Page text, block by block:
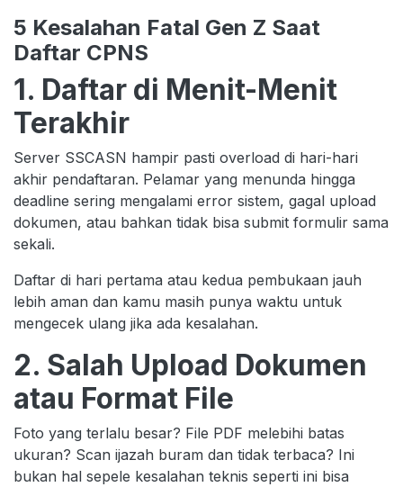
5 Kesalahan Fatal Gen Z Saat
Daftar CPNS
1. Daftar di Menit-Menit
Terakhir
Server SSCASN hampir pasti overload di hari-hari
akhir pendaftaran. Pelamar yang menunda hingga
deadline sering mengalami error sistem, gagal upload
dokumen, atau bahkan tidak bisa submit formulir sama
sekali.
Daftar di hari pertama atau kedua pembukaan jauh
lebih aman dan kamu masih punya waktu untuk
mengecek ulang jika ada kesalahan.
2. Salah Upload Dokumen
atau Format File
Foto yang terlalu besar? File PDF melebihi batas
ukuran? Scan ijazah buram dan tidak terbaca? Ini
bukan hal sepele kesalahan teknis seperti ini bisa